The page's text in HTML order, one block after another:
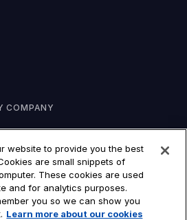
COMPANY
website to provide you the best
are small snippets of
These cookies are used
and for analytics purposes.
you so we can show you
Learn more about our cookies